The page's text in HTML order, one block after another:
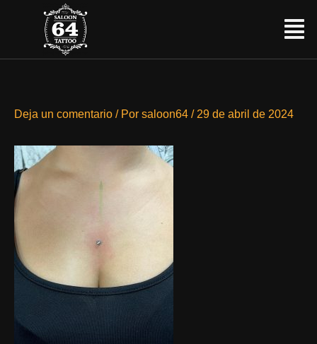
Menú
Deja un comentario / Por saloon64 / 29 de abril de 2024